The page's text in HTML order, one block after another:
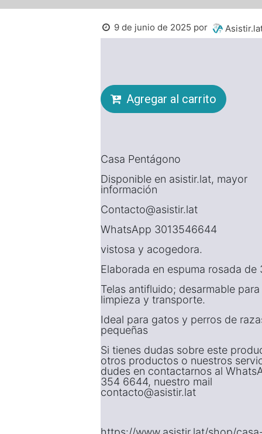
9 de junio de 2025 por
Agregar al carrito
Casa Pentágono
Disponible en asistir.lat, mayor
información
Contacto@asistir.lat
WhatsApp 3013546644
vistosa y acogedora.
Elaborada en espuma rosada de
Telas antifluido; desarmable
limpieza y transporte.
Ideal para gatos y perros de
pequeñas
Si tienes dudas sobre este
otros productos o nuestros
dudes en contactarnos al
354 6644, nuestro mail
contacto@asistir.lat